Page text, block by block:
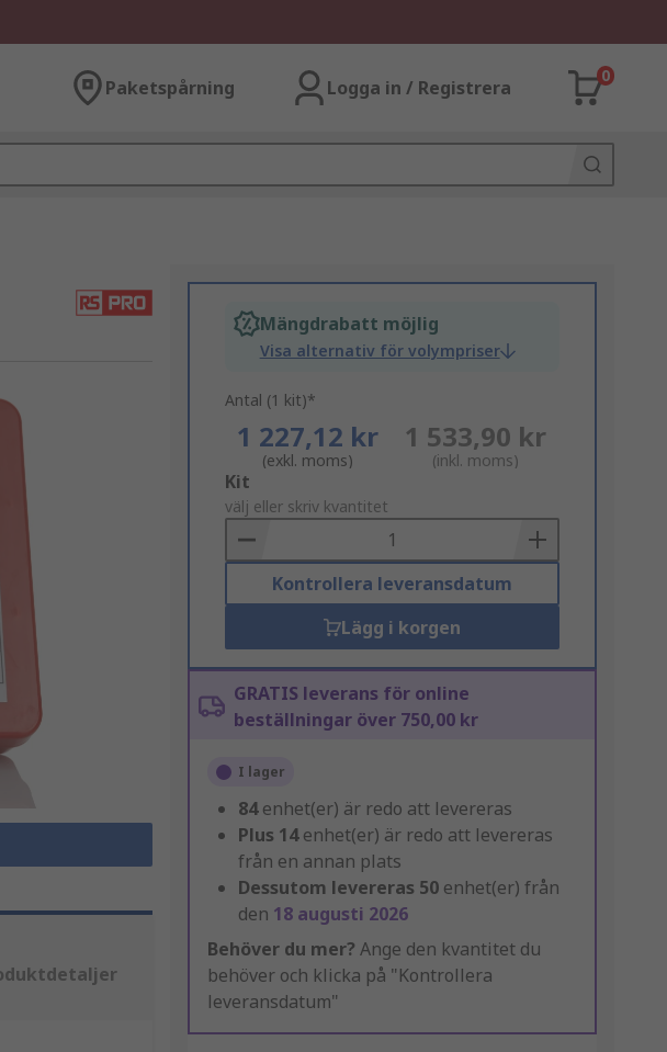
Paketspårning Logga in / Registrera
0
Mängdrabatt möjlig
Visa alternativ för volympriser
Antal (1 kit)*
1 227,12 kr
(exkl. moms)
1 533,90 kr
(inkl. moms)
Add
to
Basket
Kit
välj eller skriv kvantitet
Kontrollera leveransdatum
Lägg i korgen
GRATIS leverans för online
beställningar över 750,00 kr
I lager
84enhet(er) är redo att levereras
Plus 14enhet(er) är redo att levereras
från en annan plats
Dessutom levereras 50 enhet(er) från
den 18 augusti 2026
Behöver du mer? Ange den kvantitet du
behöver och klicka på "Kontrollera
leveransdatum"